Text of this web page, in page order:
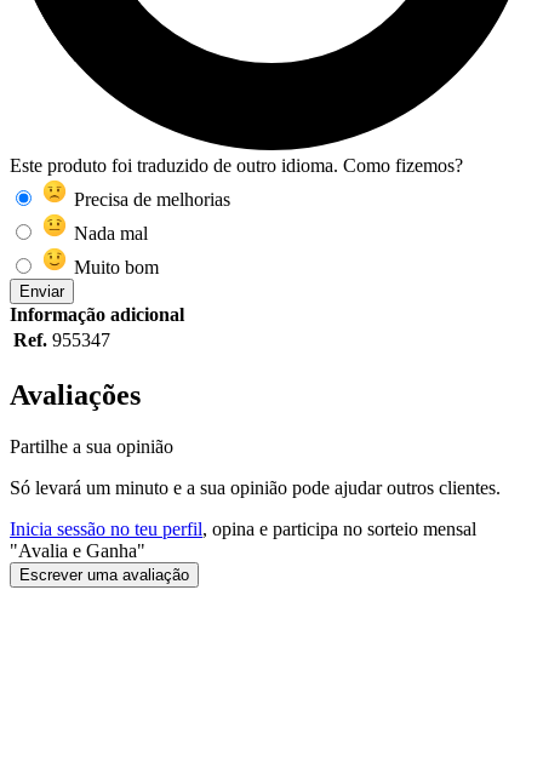
Este produto foi traduzido de outro idioma. Como fizemos?
Precisa de melhorias
Nada mal
Muito bom
Enviar
Informação adicional
Ref. 955347
Avaliações
Partilhe a sua opinião
Só levará um minuto e a sua opinião pode ajudar outros clientes.
Inicia sessão no teu perfil, opina e participa no sorteio mensal
"Avalia e Ganha"
Escrever uma avaliação